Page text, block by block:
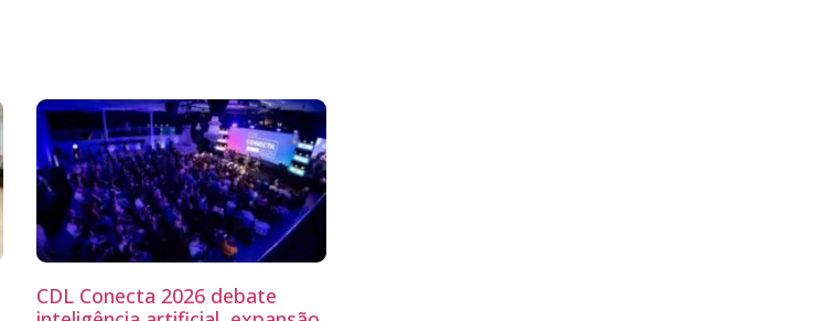
CDL Conecta 2026 debate